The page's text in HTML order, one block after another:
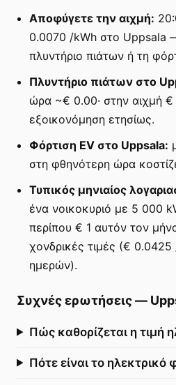
Αποφύγετε την αιχμή:
0.0070 /kWh στο Uppsala
πλυντήριο πιάτων ή τη
Πλυντήριο πιάτων στο
ώρα ~€ 0.00· στην αιχμή
εξοικονόμηση ετησίως.
Φόρτιση EV στο Uppsala:
στη φθηνότερη ώρα
Τυπικός μηνιαίος
ένα νοικοκυριό με 5 000
περίπου € 1 αυτόν τον
χονδρικές τιμές (€
ημερών).
Συχνές ερωτήσεις—
Πώς καθορίζεται η τιμή
Πότε είναι το ηλεκτρικό